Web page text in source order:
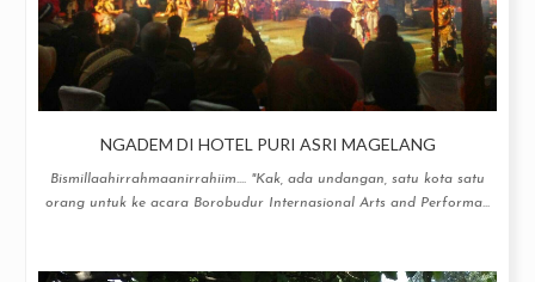
NGADEM DI HOTEL PURI ASRI MAGELANG
Bismillaahirrahmaanirrahiim.... "Kak, ada undangan, satu kota satu
orang untuk ke acara Borobudur Internasional Arts and Performa...